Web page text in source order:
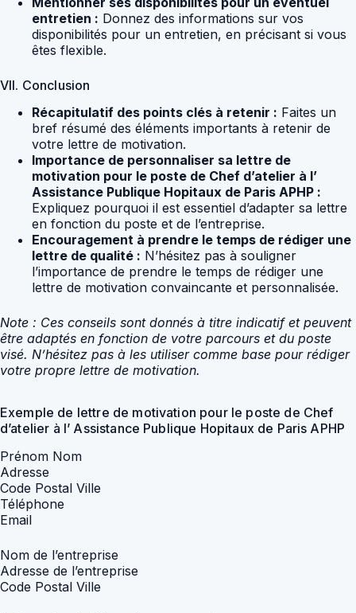
entretien : Donnez des informations sur vos
disponibilités pour un entretien, en précisant si vous
êtes flexible.
VII. Conclusion
Récapitulatif des points clés à retenir : Faites un
bref résumé des éléments importants à retenir de
votre lettre de motivation.
Importance de personnaliser sa lettre de
motivation pour le poste de Chef d’atelier à l’
Assistance Publique Hopitaux de Paris APHP :
Expliquez pourquoi il est essentiel d’adapter sa lettre
en fonction du poste et de l’entreprise.
Encouragement à prendre le temps de rédiger une
lettre de qualité : N’hésitez pas à souligner
l’importance de prendre le temps de rédiger une
lettre de motivation convaincante et personnalisée.
Note : Ces conseils sont donnés à titre indicatif et peuvent
être adaptés en fonction de votre parcours et du poste
visé. N’hésitez pas à les utiliser comme base pour rédiger
votre propre lettre de motivation.
Exemple de lettre de motivation pour le poste de Chef
d’atelier à l’ Assistance Publique Hopitaux de Paris APHP
Prénom Nom
Adresse
Code Postal Ville
Téléphone
Email
Nom de l’entreprise
Adresse de l’entreprise
Code Postal Ville